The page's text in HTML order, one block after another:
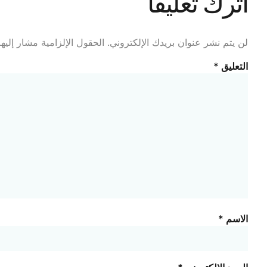
لن يتم نشر عنوان بريدك الإلكتروني. الحقول الإلزامية مشار
التعليق *
الاسم *